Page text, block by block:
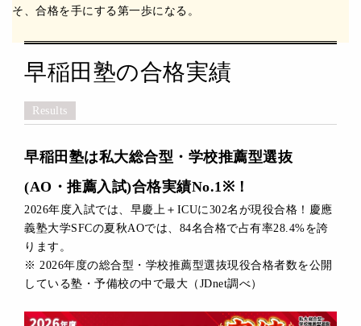
そ、合格を手にする第一歩になる。
早稲田塾の合格実績
Results
早稲田塾は私大総合型・学校推薦型選抜
(AO・推薦入試)合格実績No.1※！
2026年度入試では、早慶上＋ICUに302名が現役合格！慶應
義塾大学SFCの夏秋AOでは、84名合格で占有率28.4%を誇
ります。
※ 2026年度の総合型・学校推薦型選抜現役合格者数を公開
している塾・予備校の中で最大（JDnet調べ）